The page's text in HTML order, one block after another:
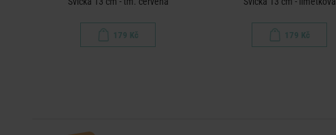
179 Kč 179 Kč